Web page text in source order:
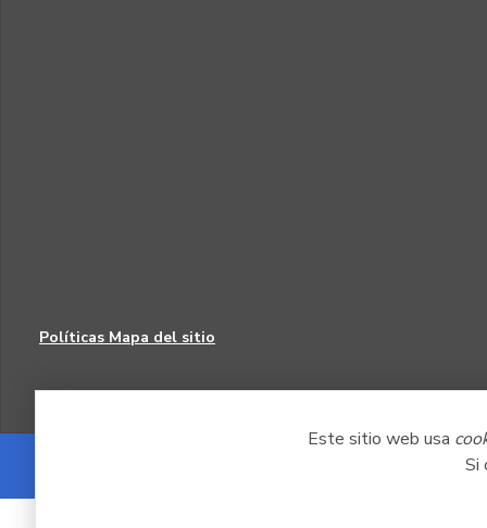
Este sitio web usa
Si
Políticas Mapa del sitio